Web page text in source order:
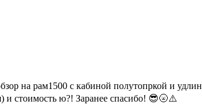
на рам1500 с кабиной полутопркой и
и стоимость ю?! Заранее спасибо! 😎🌝⚠️